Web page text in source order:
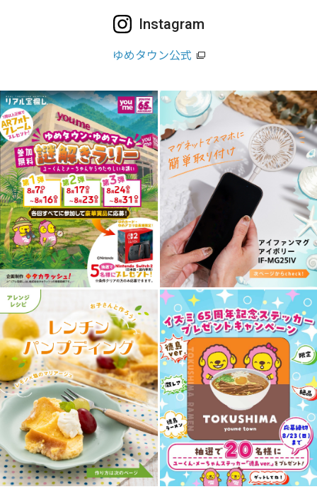
Instagram
ゆめタウン公式